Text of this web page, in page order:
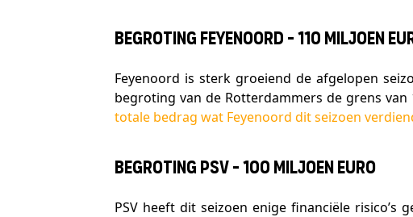
Begroting Feyenoord - 110 miljoen
Feyenoord is sterk groeiend de afgelopen
begroting van de Rotterdammers de grens
totale bedrag wat Feyenoord dit seizoen
Begroting PSV - 100 miljoen euro
PSV heeft dit seizoen enige financiële